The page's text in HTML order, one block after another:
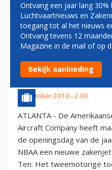
CESSNA
VERLENGDE
CITATION X
19 oktober 2010 - 2:00
ATLANTA - De
Aircraft Company heeft
de openingsdag van de
NBAA een nieuwe
Ten. Het tweemotorige
Ontvang een jaar lang
Luchtvaartnieuws en
toegang tot al het nieuws
Ontvang tevens 12
Magazine in de mail of op
Bekijk aanbieding